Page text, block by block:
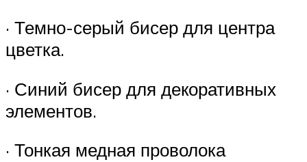
· Темно-серый бисер для центра
цветка.
· Синий бисер для декоративных
элементов.
· Тонкая медная проволока